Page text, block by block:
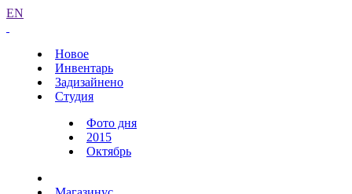
EN
Новое
Инвентарь
Задизайнено
Студия
Фото дня
2015
Октябрь